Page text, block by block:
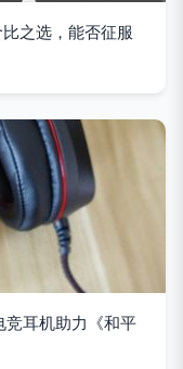
之选，能否征服
耳机助力《和平